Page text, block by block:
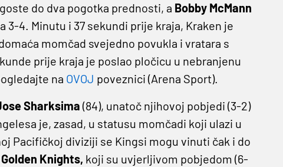
do dva pogotka prednosti, a Bobby McMann
4. Minutu i 37 sekundi prije kraja, Kraken je
momčad svejedno povukla i vratara s
prije kraja je poslao pločicu u nebranjenu
na OVOJ poveznici (Arena Sport).
Sharksima (84), unatoč njihovoj pobjedi (3-2)
je, zasad, u statusu momčadi koji ulazi u
Pacifičkoj diviziji se Kingsi mogu vinuti čak i do
Knights, koji su uvjerljivom pobjedom (6-